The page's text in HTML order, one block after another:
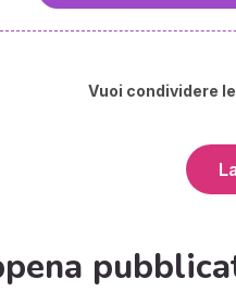
Vuoi condividere